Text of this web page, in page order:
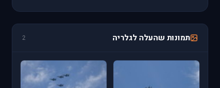
תמונות שהעלה לגלריה 2